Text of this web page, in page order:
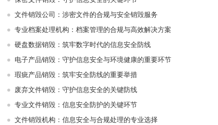
文件销毁公司：涉密文件的合规与安全销毁服务
专业档案处理机构：档案管理的合规与高效解决方案
硬盘数据销毁：筑牢数字时代的信息安全防线
电子产品销毁：守护信息安全与环境健康的重要环节
瑕疵产品销毁：筑牢安全防线的重要举措
废弃文件销毁：守护信息安全的关键防线
专业文件销毁：信息安全防护的关键环节
文件销毁机构：信息安全与合规处理的专业选择